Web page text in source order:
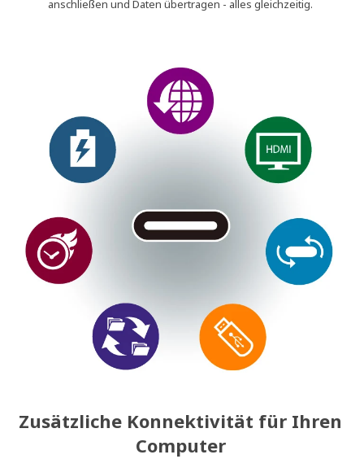
anschließen und Daten übertragen - alles gleichzeitig.
Zusätzliche Konnektivität für Ihren
Computer